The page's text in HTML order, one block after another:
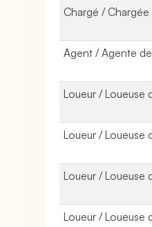
Chargé /
Agent / Agente
Loueur / Loueuse
Loueur / Loueuse
Loueur / Loueuse
Loueur / Loueuse